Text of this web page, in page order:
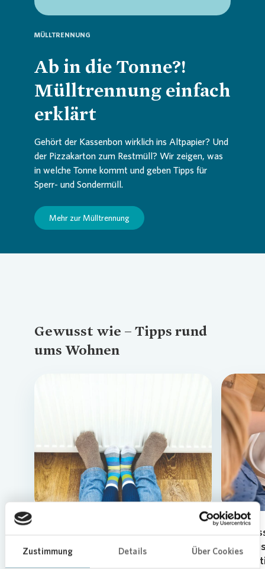
Zustimmung Details Über Cookies
MÜLLTRENNUNG
Ab in die Tonne?!
Mülltrennung einfach
erklärt
Gehört der Kassenbon wirklich ins Altpapier? Und
der Pizzakarton zum Restmüll? Wir zeigen, was
in welche Tonne kommt und geben Tipps für
Sperr- und Sondermüll.
Mehr zur Mülltrennung
Gewusst wie – Tipps rund
ums Wohnen
Loading...
Richtig heizen und lüften
Wir geben Tipps für richtiges Heizen
So